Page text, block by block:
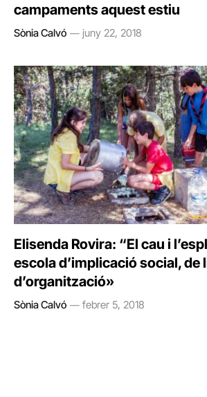
campaments aquest estiu
Sònia Calvó juny 22, 2018
Elisenda Rovira: “El cau i
escola d’implicació social, de
d’organització»
Sònia Calvó febrer 5, 2018